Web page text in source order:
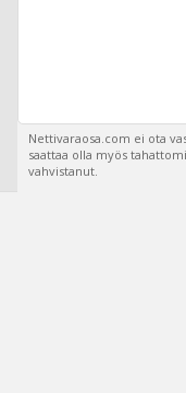
Nettivaraosa.com ei ota
saattaa olla myös
vahvistanut.